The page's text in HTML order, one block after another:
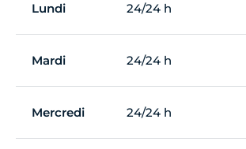
Lundi 24/24 h
Mardi 24/24 h
Mercredi 24/24 h